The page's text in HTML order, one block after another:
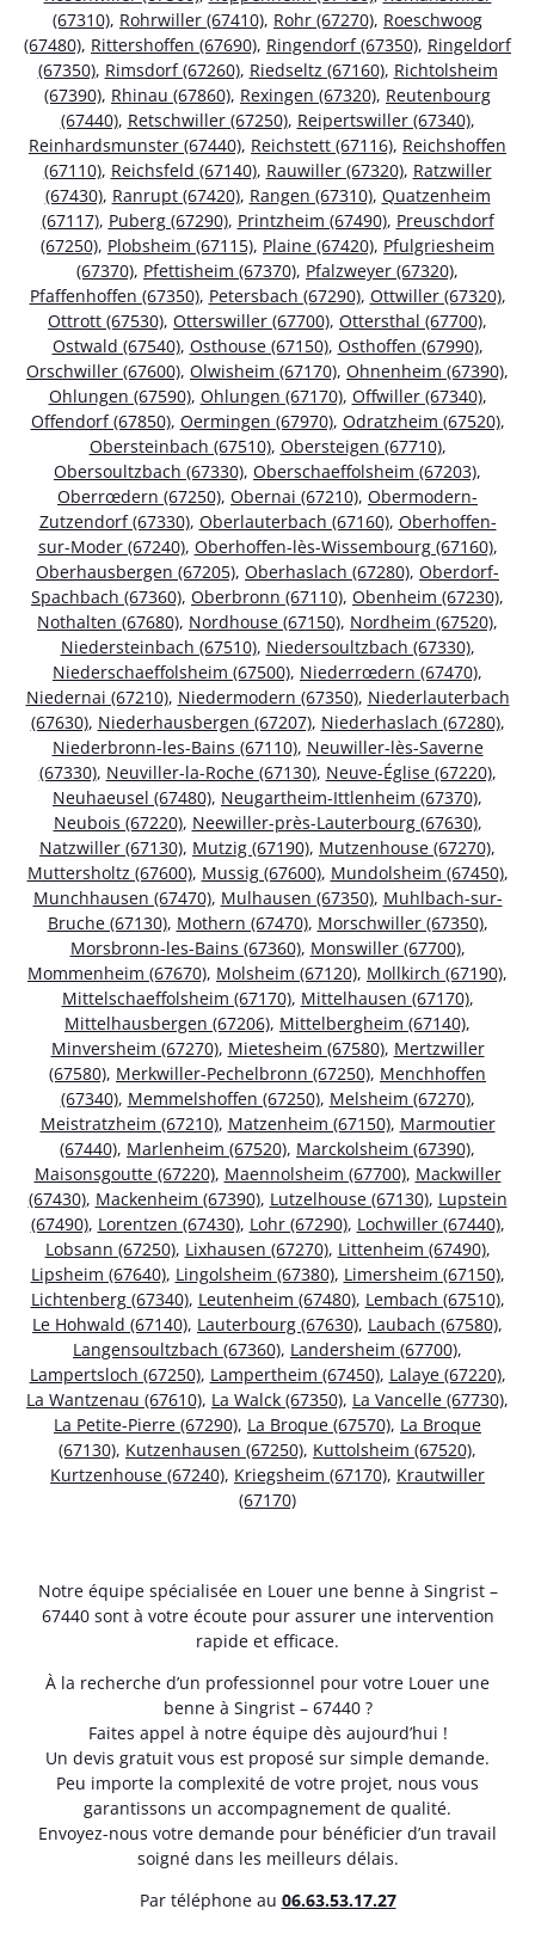
(67310), Rohrwiller (67410), Rohr (67270), Roeschwoog
(67480), Rittershoffen (67690), Ringendorf (67350), Ringeldorf
(67350), Rimsdorf (67260), Riedseltz (67160), Richtolsheim
(67390), Rhinau (67860), Rexingen (67320), Reutenbourg
(67440), Retschwiller (67250), Reipertswiller (67340),
Reinhardsmunster (67440), Reichstett (67116), Reichshoffen
(67110), Reichsfeld (67140), Rauwiller (67320), Ratzwiller
(67430), Ranrupt (67420), Rangen (67310), Quatzenheim
(67117), Puberg (67290), Printzheim (67490), Preuschdorf
(67250), Plobsheim (67115), Plaine (67420), Pfulgriesheim
(67370), Pfettisheim (67370), Pfalzweyer (67320),
Pfaffenhoffen (67350), Petersbach (67290), Ottwiller (67320),
Ottrott (67530), Otterswiller (67700), Ottersthal (67700),
Ostwald (67540), Osthouse (67150), Osthoffen (67990),
Orschwiller (67600), Olwisheim (67170), Ohnenheim (67390),
Ohlungen (67590), Ohlungen (67170), Offwiller (67340),
Offendorf (67850), Oermingen (67970), Odratzheim (67520),
Obersteinbach (67510), Obersteigen (67710),
Obersoultzbach (67330), Oberschaeffolsheim (67203),
Oberrœdern (67250), Obernai (67210), Obermodern-
Zutzendorf (67330), Oberlauterbach (67160), Oberhoffen-
sur-Moder (67240), Oberhoffen-lès-Wissembourg (67160),
Oberhausbergen (67205), Oberhaslach (67280), Oberdorf-
Spachbach (67360), Oberbronn (67110), Obenheim (67230),
Nothalten (67680), Nordhouse (67150), Nordheim (67520),
Niedersteinbach (67510), Niedersoultzbach (67330),
Niederschaeffolsheim (67500), Niederrœdern (67470),
Niedernai (67210), Niedermodern (67350), Niederlauterbach
(67630), Niederhausbergen (67207), Niederhaslach (67280),
Niederbronn-les-Bains (67110), Neuwiller-lès-Saverne
(67330), Neuviller-la-Roche (67130), Neuve-Église (67220),
Neuhaeusel (67480), Neugartheim-Ittlenheim (67370),
Neubois (67220), Neewiller-près-Lauterbourg (67630),
Natzwiller (67130), Mutzig (67190), Mutzenhouse (67270),
Muttersholtz (67600), Mussig (67600), Mundolsheim (67450),
Munchhausen (67470), Mulhausen (67350), Muhlbach-sur-
Bruche (67130), Mothern (67470), Morschwiller (67350),
Morsbronn-les-Bains (67360), Monswiller (67700),
Mommenheim (67670), Molsheim (67120), Mollkirch (67190),
Mittelschaeffolsheim (67170), Mittelhausen (67170),
Mittelhausbergen (67206), Mittelbergheim (67140),
Minversheim (67270), Mietesheim (67580), Mertzwiller
(67580), Merkwiller-Pechelbronn (67250), Menchhoffen
(67340), Memmelshoffen (67250), Melsheim (67270),
Meistratzheim (67210), Matzenheim (67150), Marmoutier
(67440), Marlenheim (67520), Marckolsheim (67390),
Maisonsgoutte (67220), Maennolsheim (67700), Mackwiller
(67430), Mackenheim (67390), Lutzelhouse (67130), Lupstein
(67490), Lorentzen (67430), Lohr (67290), Lochwiller (67440),
Lobsann (67250), Lixhausen (67270), Littenheim (67490),
Lipsheim (67640), Lingolsheim (67380), Limersheim (67150),
Lichtenberg (67340), Leutenheim (67480), Lembach (67510),
Le Hohwald (67140), Lauterbourg (67630), Laubach (67580),
Langensoultzbach (67360), Landersheim (67700),
Lampertsloch (67250), Lampertheim (67450), Lalaye (67220),
La Wantzenau (67610), La Walck (67350), La Vancelle (67730),
La Petite-Pierre (67290), La Broque (67570), La Broque
(67130), Kutzenhausen (67250), Kuttolsheim (67520),
Kurtzenhouse (67240), Kriegsheim (67170), Krautwiller
(67170)
Notre équipe spécialisée en Louer une benne à Singrist –
67440 sont à votre écoute pour assurer une intervention
rapide et efficace.
À la recherche d’un professionnel pour votre Louer une
benne à Singrist – 67440 ?
Faites appel à notre équipe dès aujourd’hui !
Un devis gratuit vous est proposé sur simple demande.
Peu importe la complexité de votre projet, nous vous
garantissons un accompagnement de qualité.
Envoyez-nous votre demande pour bénéficier d’un travail
soigné dans les meilleurs délais.
Par téléphone au 06.63.53.17.27